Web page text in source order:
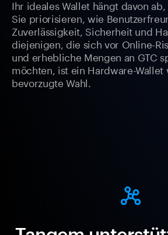
Ihr ideales Wallet hängt davon
Sie priorisieren, wie
Zuverlässigkeit, Sicherheit und
diejenigen, die sich vor Online-
und erhebliche Mengen an GTC
möchten, ist ein Hardware-Wallet
bevorzugte Wahl.